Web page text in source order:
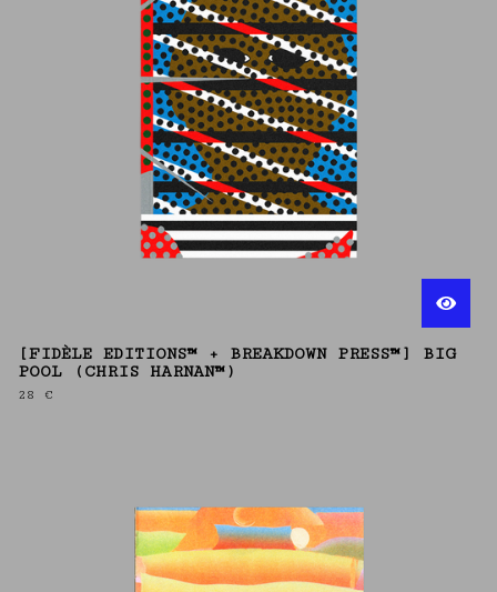
[FIDÈLE EDITIONS™ + BREAKDOWN PRESS™] BIG
POOL (CHRIS HARNAN™)
28 €